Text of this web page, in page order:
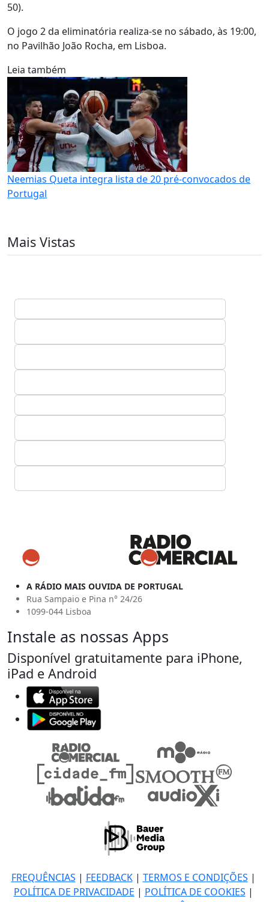
50).
O jogo 2 da eliminatória realiza-se no sábado, às 19:00,
no Pavilhão João Rocha, em Lisboa.
Leia também
Neemias Queta integra lista de 20 pré-convocados de
Portugal
Mais Vistas
A RÁDIO MAIS OUVIDA DE PORTUGAL
Rua Sampaio e Pina n° 24/26
1099-044 Lisboa
Instale as nossas Apps
Disponível gratuitamente para iPhone,
iPad e Android
FREQUÊNCIAS | FEEDBACK| TERMOS E CONDIÇÕES |
POLÍTICA DE PRIVACIDADE | POLÍTICA DE COOKIES |